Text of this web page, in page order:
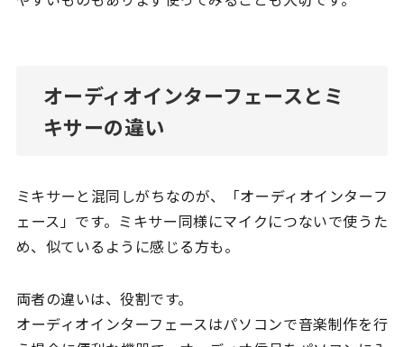
オーディオインターフェースとミ
キサーの違い
ミキサーと混同しがちなのが、「オーディオインターフ
ェース」です。ミキサー同様にマイクにつないで使うた
め、似ているように感じる方も。
両者の違いは、役割です。
オーディオインターフェースはパソコンで音楽制作を行